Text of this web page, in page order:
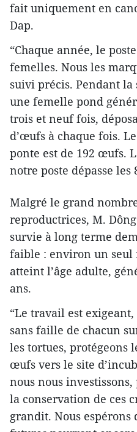
fait uniquement en
Dap.
“Chaque année, le
femelles. Nous les
suivi précis. Pendant
une femelle pond
trois et neuf fois,
d’œufs à chaque fois.
ponte est de 192 œufs.
notre poste dépasse les
Malgré le grand
reproductrices, M.
survie à long terme
faible : environ un seul
atteint l’âge adulte,
ans.
“Le travail est
sans faille de chacun
les tortues, protégeons
œufs vers le site
nous nous
la conservation de ces
grandit. Nous espérons